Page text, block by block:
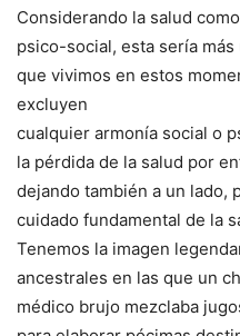
Considerando la salud
psico-social, esta sería
que vivimos en estos
excluyen
cualquier armonía social o
la pérdida de la salud por
dejando también a un lado,
cuidado fundamental de la
Tenemos la imagen
ancestrales en las que un
médico brujo mezclaba